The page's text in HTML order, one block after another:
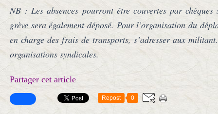
NB : Les absences pourront être couvertes par
grève sera également déposé. Pour l’organisation du
en charge des frais de transports, s’adresser aux
organisations syndicales.
Partager cet article
Repost 0